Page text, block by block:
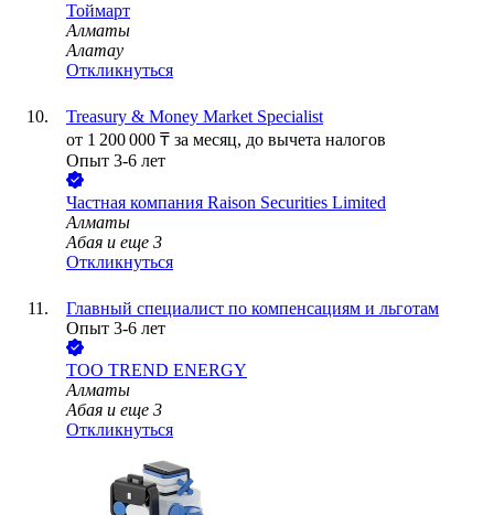
Тоймарт
Алматы
Алатау
Откликнуться
Treasury & Money Market Specialist
от 1 200 000 ₸ за месяц, до вычета налогов
Опыт 3-6 лет
Частная компания Raison Securities Limited
Алматы
Абая и еще 3
Откликнуться
Главный специалист по компенсациям и льготам
Опыт 3-6 лет
ТОО TREND ENERGY
Алматы
Абая и еще 3
Откликнуться